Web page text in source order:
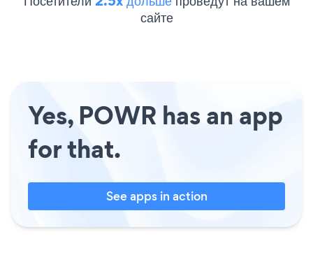
сайте
Yes, POWR has an app
for that.
See apps in action